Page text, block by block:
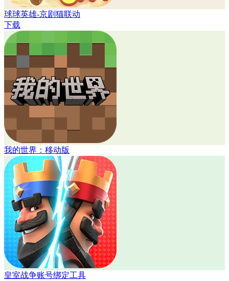
球球英雄-京剧猫联动
下载
我的世界：移动版
皇室战争账号绑定工具